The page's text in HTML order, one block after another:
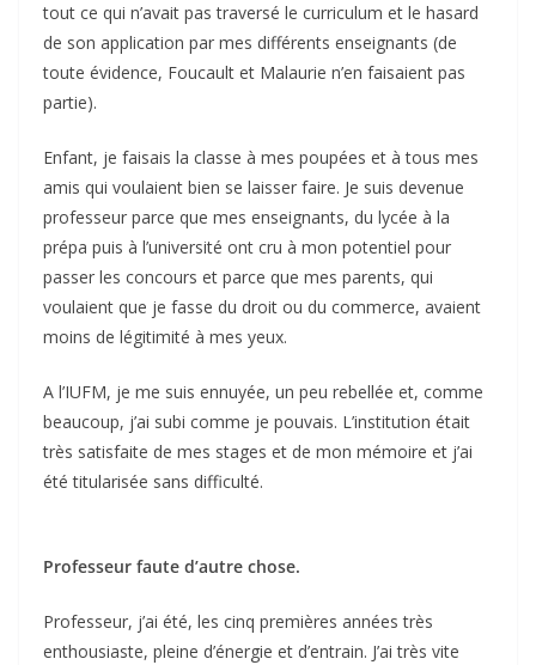
tout ce qui n’avait pas traversé le curriculum et le hasard
de son application par mes différents enseignants (de
toute évidence, Foucault et Malaurie n’en faisaient pas
partie).
Enfant, je faisais la classe à mes poupées et à tous mes
amis qui voulaient bien se laisser faire. Je suis devenue
professeur parce que mes enseignants, du lycée à la
prépa puis à l’université ont cru à mon potentiel pour
passer les concours et parce que mes parents, qui
voulaient que je fasse du droit ou du commerce, avaient
moins de légitimité à mes yeux.
A l’IUFM, je me suis ennuyée, un peu rebellée et, comme
beaucoup, j’ai subi comme je pouvais. L’institution était
très satisfaite de mes stages et de mon mémoire et j’ai
été titularisée sans difficulté.
Professeur faute d’autre chose.
Professeur, j’ai été, les cinq premières années très
enthousiaste, pleine d’énergie et d’entrain. J’ai très vite